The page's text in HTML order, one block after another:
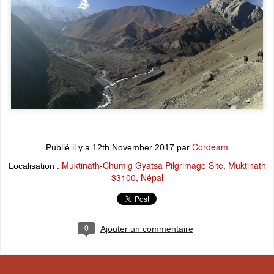
Publié il y a 12th November 2017 par Cordeam
Localisation : Muktinath-Chumig Gyatsa Pilgrimage Site, Muktinath
33100, Népal
0 Ajouter un commentaire